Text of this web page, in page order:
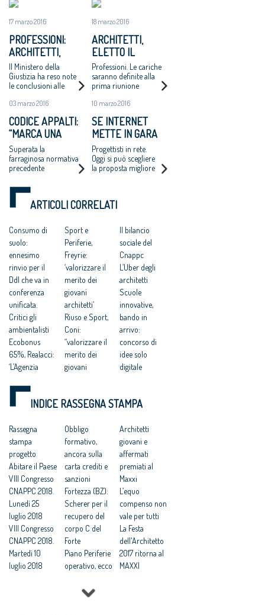
17 marzo 2016
PROFESSIONI:
ARCHITETTI,
ELETTO IL NUOVO
CONSIGLIO
NAZIONALE
Il Ministero della
Giustizia ha reso note
le conclusioni alle
Commissione
appositamente
costituita per la
delle elezioni per il
rinnovo del Cnappc
03 marzo 2016
CODICE APPALTI:
“MARCA UNA
SIGNIFICATIVA
DISCONTINUITÀ”
Superata la
farraginosa normativa
precedente
18 marzo 2016
ARCHITETTI,
ELETTO IL
CONSIGLIO
Professioni. Le cariche
saranno definite alla
prima riunione
10 marzo 2016
SE INTERNET
METTE IN GARA
GLI ARCHITETTI
Progettisti in rete.
Oggi si può scegliere
la proposta migliore
nell’era dei
ARTICOLI CORRELATI
Consumo di
suolo:
ennesimo
rinvio per il
Ddl che va in
conferenza
unificata.
Critici gli
ambientalisti
Ecobonus
65%, Realacci:
‘L’Agenzia
modalità per i
condomini’
E-lab per
accelerare
innovazione e
riqualificazion
e
Ecobonus
condomini:
“stiamo
perdendo una
importante
occasione”
Nuovo Codice.
Sport e
Periferie,
Freyrie:
‘valorizzare il
merito dei
giovani
architetti’
Riuso e Sport,
Coni:
“valorizzare il
merito dei
giovani
edilizio unico,
vittoria degli
architetti»
Efficienza
energetica,
accordo Cna-
Enel per la
formazione
gratis agli
architetti
Efficienza
energetica, da
Legambiente il
Il bilancio
sociale del
Cnappc
L’Uber degli
architetti
Scuole
innovative,
bando in
arrivo:
concorso di
idee solo
digitale
Lombardia sul
unico
Stefano Boeri:
‘in Italia troppi
architetti
rispetto alla
domanda’
INDICE RASSEGNA STAMPA
Rassegna
stampa
progetto
Abitare il Paese
VIII Congresso
CNAPPC 2018.
Lunedì 25
luglio 2018
VIII Congresso
CNAPPC 2018.
Martedì 10
luglio 2018
Obbligo
formativo,
ancora sulla
carta crediti e
sanzioni
Fortezza (BZ):
Scherer per il
recupero del
corpo C del
Forte
Piano Periferie
operativo, ecco
finanziati
Architetti
giovani e
affermati
premiati al
Maxxi
L’equo
compenso non
vale per tutti
La Festa
dell'Architetto
2017 ritorna al
MAXXI